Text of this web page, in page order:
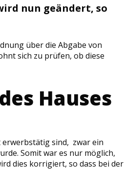
nun geändert, so
über die Abgabe von
sich zu prüfen, ob diese
Hauses
erwerbstätig sind, zwar ein
Somit war es nur möglich,
dies korrigiert, so dass bei der